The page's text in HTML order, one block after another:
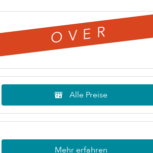
OVER
Alle Preise
Mehr erfahren